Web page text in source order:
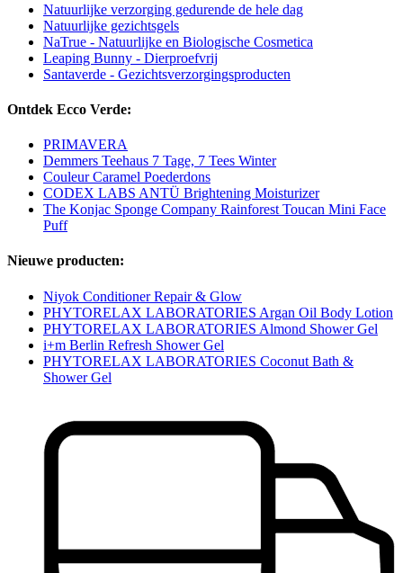
Natuurlijke verzorging gedurende de hele dag
Natuurlijke gezichtsgels
NaTrue - Natuurlijke en Biologische Cosmetica
Leaping Bunny - Dierproefvrij
Santaverde - Gezichtsverzorgingsproducten
Ontdek Ecco Verde:
PRIMAVERA
Demmers Teehaus 7 Tage, 7 Tees Winter
Couleur Caramel Poederdons
CODEX LABS ANTÜ Brightening Moisturizer
The Konjac Sponge Company Rainforest Toucan Mini Face
Puff
Nieuwe producten:
Niyok Conditioner Repair & Glow
PHYTORELAX LABORATORIES Argan Oil Body Lotion
PHYTORELAX LABORATORIES Almond Shower Gel
i+m Berlin Refresh Shower Gel
PHYTORELAX LABORATORIES Coconut Bath &
Shower Gel